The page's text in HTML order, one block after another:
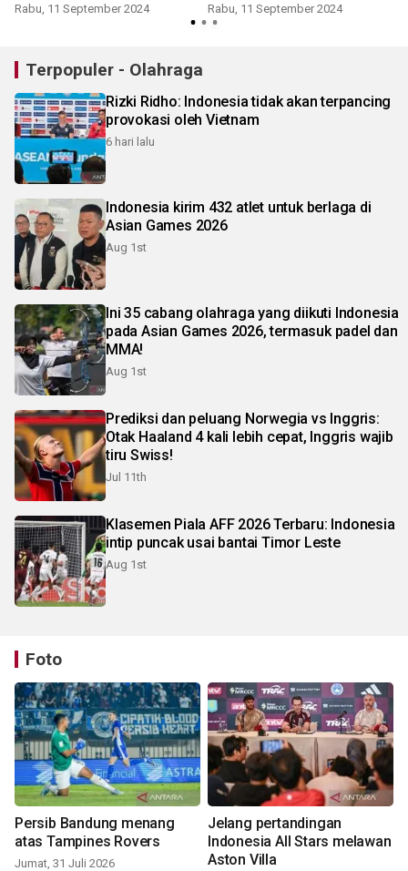
Rabu, 11 September 2024 Rabu, 11 September 2024
Terpopuler - Olahraga
Rizki Ridho: Indonesia tidak akan terpancing
provokasi oleh Vietnam
6 hari lalu
Indonesia kirim 432 atlet untuk berlaga di
Asian Games 2026
Aug 1st
Ini 35 cabang olahraga yang diikuti Indonesia
pada Asian Games 2026, termasuk padel dan
MMA!
Aug 1st
Prediksi dan peluang Norwegia vs Inggris:
Otak Haaland 4 kali lebih cepat, Inggris wajib
tiru Swiss!
Jul 11th
Klasemen Piala AFF 2026 Terbaru: Indonesia
intip puncak usai bantai Timor Leste
Aug 1st
Foto
Persib Bandung menang
atas Tampines Rovers
Jumat, 31 Juli 2026
Jelang pertandingan
Indonesia All Stars melawan
Aston Villa